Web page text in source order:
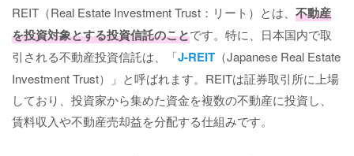
REIT（Real Estate Investment Trust：リート）とは、 不動産
を投資対象とする投資信託のことです。特に、日本国内で取
引される不動産投資信託は、「J-REIT （Japanese Real Estate
Investment Trust）」と呼ばれます。REITは証券取引所に上場
しており、投資家から集めた資金を複数の不動産に投資し、
賃料収入や不動産売却益を分配する仕組みです。